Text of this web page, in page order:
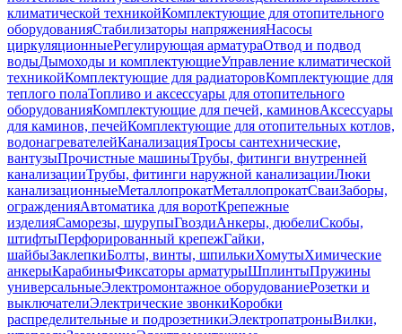
климатической техникойКомплектующие для отопительного
оборудованияСтабилизаторы напряженияНасосы
циркуляционныеРегулирующая арматураОтвод и подвод
водыДымоходы и комплектующиеУправление климатической
техникойКомплектующие для радиаторовКомплектующие для
теплого полаТопливо и аксессуары для отопительного
оборудованияКомплектующие для печей, каминовАксессуары
для каминов, печейКомплектующие для отопительных котлов,
водонагревателейКанализацияТросы сантехнические,
вантузыПрочистные машиныТрубы, фитинги внутренней
канализацииТрубы, фитинги наружной канализацииЛюки
канализационныеМеталлопрокатМеталлопрокатСваиЗаборы,
огражденияАвтоматика для воротКрепежные
изделияСаморезы, шурупыГвоздиАнкеры, дюбелиСкобы,
штифтыПерфорированный крепежГайки,
шайбыЗаклепкиБолты, винты, шпилькиХомутыХимические
анкерыКарабиныФиксаторы арматурыШплинтыПружины
универсальныеЭлектромонтажное оборудованиеРозетки и
выключателиЭлектрические звонкиКоробки
распределительные и подрозетникиЭлектропатроныВилки,